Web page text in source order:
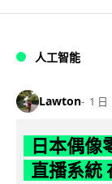
人工智能
Lawton 1 日
日本偶像
直播系統